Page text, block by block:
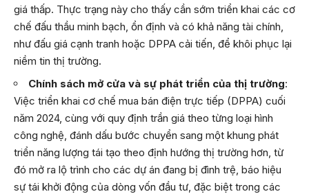
giá thấp. Thực trạng này cho thấy cần sớm triển khai các cơ
chế đấu thầu minh bạch, ổn định và có khả năng tài chính,
như đấu giá cạnh tranh hoặc DPPA cải tiến, để khôi phục lại
niềm tin thị trường.
Chính sách mở cửa và sự phát triển của thị trường:
Việc triển khai cơ chế mua bán điện trực tiếp (DPPA) cuối
năm 2024, cùng với quy định trần giá theo từng loại hình
công nghệ, đánh dấu bước chuyển sang một khung phát
triển năng lượng tái tạo theo định hướng thị trường hơn, từ
đó mở ra lộ trình cho các dự án đang bị đình trệ, báo hiệu
sự tái khởi động của dòng vốn đầu tư, đặc biệt trong các